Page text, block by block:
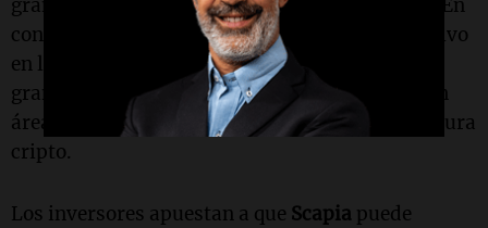
grandes, según un informe reciente
. En
contraste, EE.UU. vio un crecimiento significativo
en la financiación de fintech, impulsado por
grandes rondas para un puñado de empresas en
áreas como inteligencia artificial e infraestructura
cripto.
Los inversores apuestan a que Scapia puede